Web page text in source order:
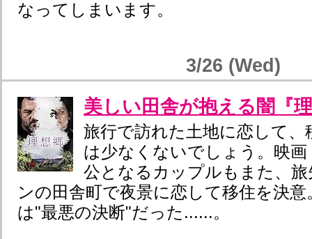
なってしまいます。
3/26 (Wed)
美しい田舎が抱える闇『
旅行で訪れた土地に恋して、
は少なくないでしょう。映画
公となるカップルもまた、
ンの田舎町で夜景に恋して移住を決
は"最悪の決断"だった......。